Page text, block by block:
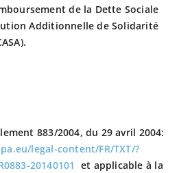
de la Dette Sociale
Additionnelle de Solidarité
883/2004, du 29 avril 2004:
legal-content/FR/TXT/?
20140101 et applicable à la